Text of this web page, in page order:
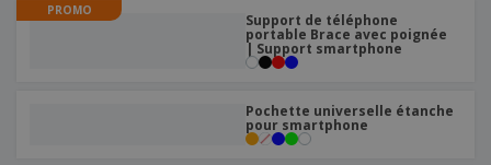
PROMO
Support de téléphone
portable Brace avec poignée
| Support smartphone
Pochette universelle étanche
pour smartphone